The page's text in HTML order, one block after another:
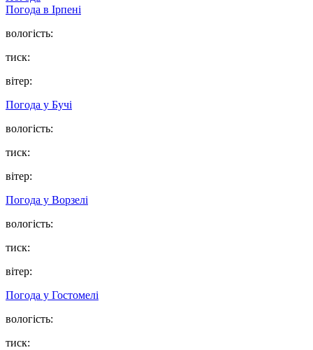
Погода в Ірпені
вологість:
тиск:
вітер:
Погода у Бучі
вологість:
тиск:
вітер:
Погода у Ворзелі
вологість:
тиск:
вітер:
Погода у Гостомелі
вологість:
тиск: